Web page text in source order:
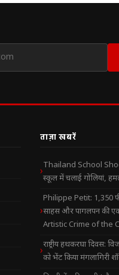
ताज़ा खबरें
Thailand School
स्कूल में चलाई गोलियां,
Philippe Petit: 1,350
साहस और पागलपन की
Artistic Crime of the
राष्ट्रीय हथकरघा दिवस:
को भेंट किया मंगलागिरी